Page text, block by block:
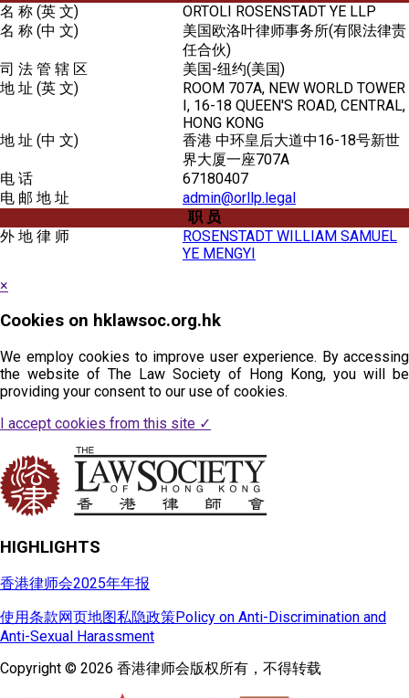
名 称 (英 文)
ORTOLI ROSENSTADT YE LLP
名 称 (中 文)
美国欧洛叶律师事务所(有限法律责
任合伙)
司 法 管 辖 区
美国-纽约(美国)
地 址 (英 文)
ROOM 707A, NEW WORLD TOWER
I, 16-18 QUEEN'S ROAD, CENTRAL,
HONG KONG
地 址 (中 文)
香港 中环皇后大道中16-18号新世
界大厦一座707A
电 话
67180407
电 邮 地 址
admin@orllp.legal
职 员
外 地 律 师
ROSENSTADT WILLIAM SAMUEL
YE MENGYI
×
Cookies on hklawsoc.org.hk
We employ cookies to improve user experience. By accessing
the website of The Law Society of Hong Kong, you will be
providing your consent to our use of cookies.
I accept cookies from this site ✓
HIGHLIGHTS
香港律师会2025年年报
使用条款网页地图私隐政策Policy on Anti-Discrimination and
Anti-Sexual Harassment
Copyright © 2026 香港律师会版权所有，不得转载